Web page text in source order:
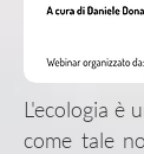
L'ecologia è
come tale